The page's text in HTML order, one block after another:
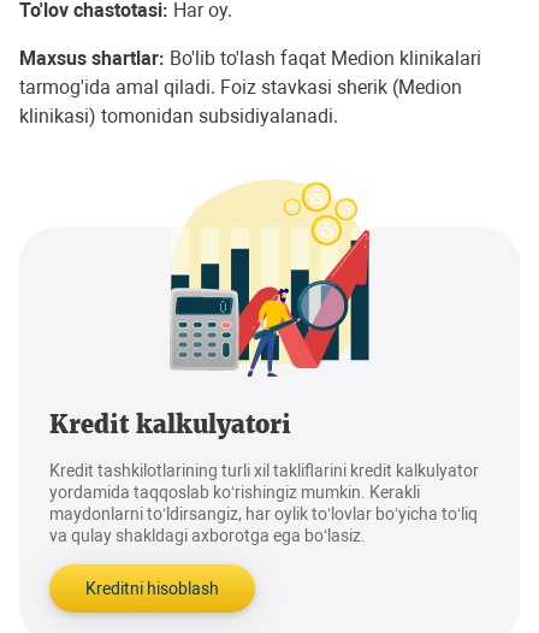
To'lov chastotasi: Har oy.
Maxsus shartlar: Bo'lib to'lash faqat Medion klinikalari
tarmog'ida amal qiladi. Foiz stavkasi sherik (Medion
klinikasi) tomonidan subsidiyalanadi.
Kredit kalkulyatori
Kredit tashkilotlarining turli xil takliflarini kredit kalkulyator
yordamida taqqoslab ko‘rishingiz mumkin. Kerakli
maydonlarni to‘ldirsangiz, har oylik to‘lovlar bo‘yicha to‘liq
va qulay shakldagi axborotga ega bo‘lasiz.
Kreditni hisoblash